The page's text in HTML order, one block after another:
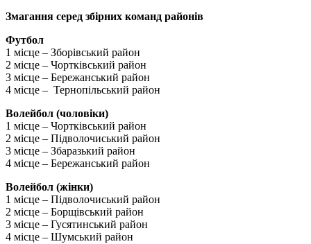
Змагання серед збірних команд районів
Футбол
1 місце – Зборівський район
2 місце – Чортківський район
3 місце – Бережанський район
4 місце – Тернопільський район
Волейбол (чоловіки)
1 місце – Чортківський район
2 місце – Підволочиський район
3 місце – Збаразький район
4 місце – Бережанський район
Волейбол (жінки)
1 місце – Підволочиський район
2 місце – Борщівський район
3 місце – Гусятинський район
4 місце – Шумський район